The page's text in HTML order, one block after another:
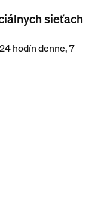
sieťach
hodín denne, 7